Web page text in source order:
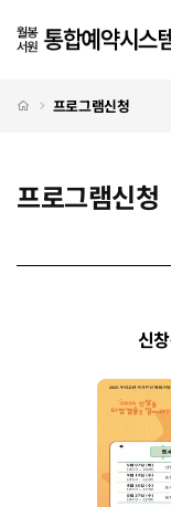
처음으로
프로그램신청
프로그램신청
신